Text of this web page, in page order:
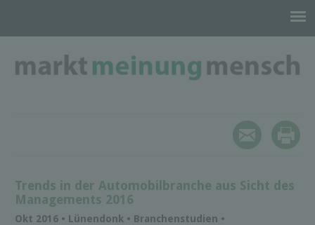
Trends in der Automobilbranche aus Sicht des
Managements 2016
Okt 2016 • Lünendonk • Branchenstudien •